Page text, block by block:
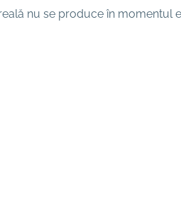
nu se produce în momentul